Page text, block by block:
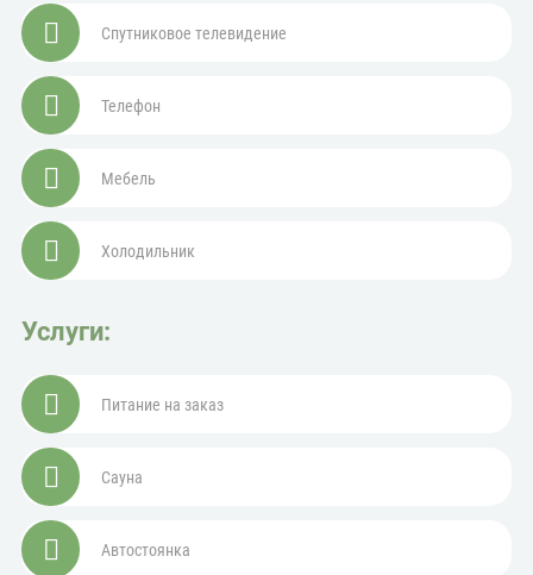
Спутниковое телевидение
Телефон
Мебель
Холодильник
Услуги:
Питание на заказ
Сауна
Автостоянка